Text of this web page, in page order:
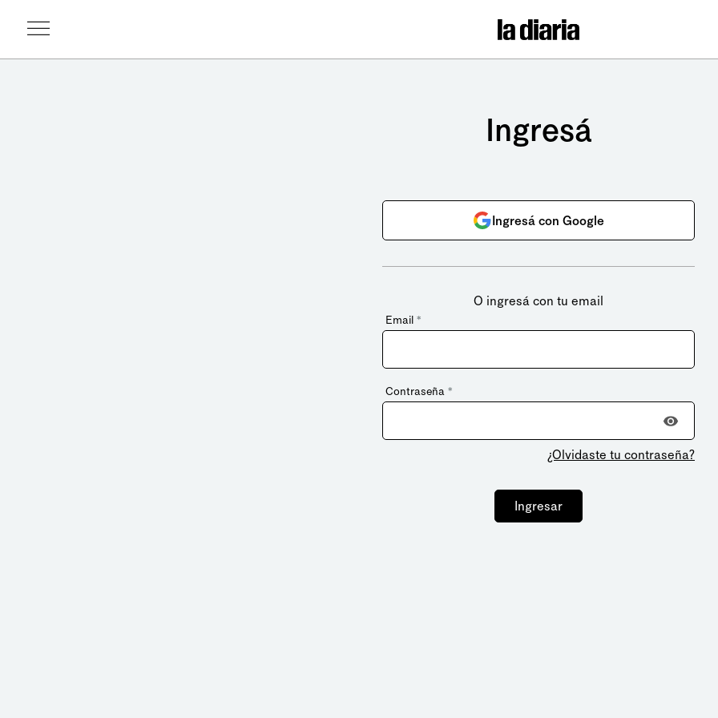
Ingresá
Ingresá con Google
O ingresá con tu email
Email *
Contraseña *
¿Olvidaste tu contraseña?
Ingresar